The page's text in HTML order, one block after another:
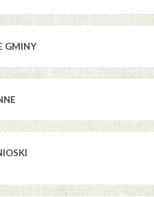
GMINY